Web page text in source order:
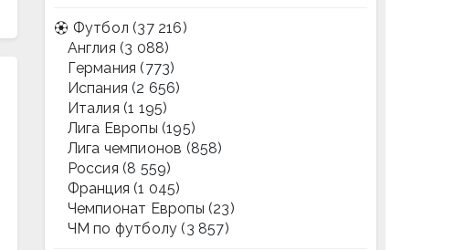
Футбол (37 216)
Англия (3 088)
Германия (773)
Испания (2 656)
Италия (1 195)
Лига Европы (195)
Лига чемпионов (858)
Россия (8 559)
Франция (1 045)
Чемпионат Европы (23)
ЧМ по футболу (3 857)